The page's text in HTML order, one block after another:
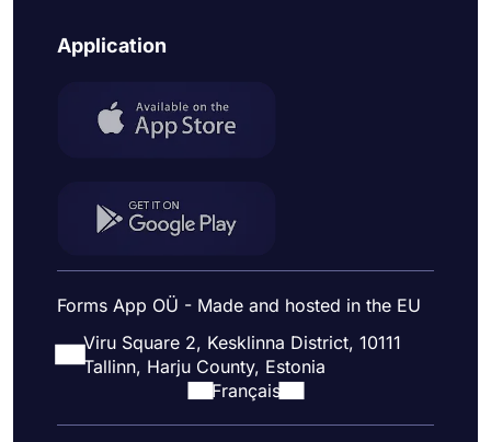
Application
Forms App OÜ - Made and hosted in the EU
Viru Square 2, Kesklinna District, 10111
Tallinn, Harju County, Estonia
Français